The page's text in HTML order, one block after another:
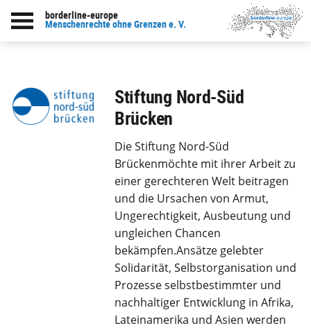
borderline-europe
Menschenrechte ohne Grenzen e. V.
zur Übersicht: Kooperationen
Stiftung Nord-Süd
Brücken
Die Stiftung Nord-Süd
Brückenmöchte mit ihrer Arbeit zu
einer gerechteren Welt beitragen
und die Ursachen von Armut,
Ungerechtigkeit, Ausbeutung und
ungleichen Chancen
bekämpfen.Ansätze gelebter
Solidarität, Selbstorganisation und
Prozesse selbstbestimmter und
nachhaltiger Entwicklung in Afrika,
Lateinamerika und Asien werden